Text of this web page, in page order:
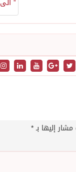
مشار إليها بـ*